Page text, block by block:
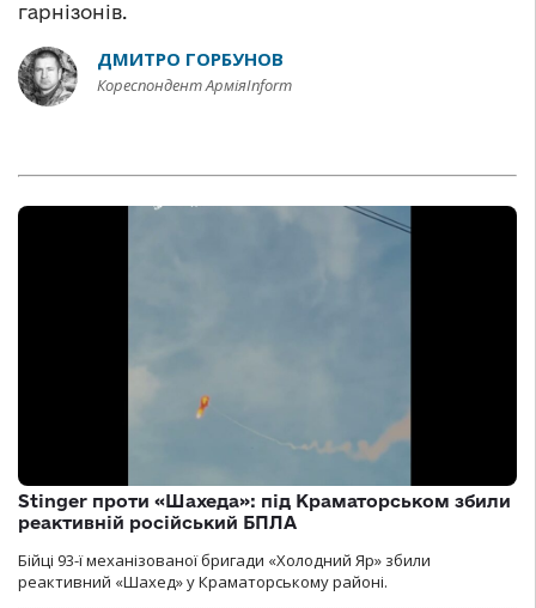
гарнізонів.
ДМИТРО ГОРБУНОВ
Кореспондент АрміяInform
Stinger проти «Шахеда»: під Краматорськом збили
реактивній російський БПЛА
Бійці 93-ї механізованої бригади «Холодний Яр» збили
реактивний «Шахед» у Краматорському районі.